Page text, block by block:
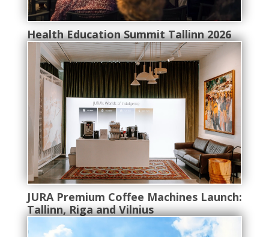
Health Education Summit Tallinn 2026
JURA Premium Coffee Machines Launch:
Tallinn, Riga and Vilnius